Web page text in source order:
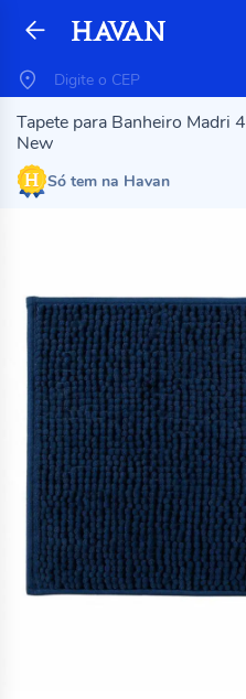
Tapete para Banheiro Madri
New
Só tem na Havan